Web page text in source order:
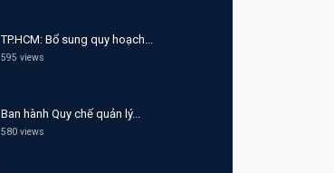
TP.HCM: Bổ sung quy hoạch...
595 views
Ban hành Quy chế quản lý...
580 views